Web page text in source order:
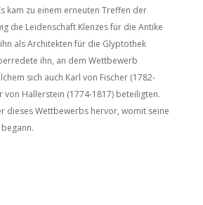
kam zu einem erneuten Treffen der
die Leidenschaft Klenzes für die Antike
als Architekten für die Glyptothek
ihn, an dem Wettbewerb
sich auch Karl von Fischer (1782-
von Hallerstein (1774-1817) beteiligten.
dieses Wettbewerbs hervor, womit seine